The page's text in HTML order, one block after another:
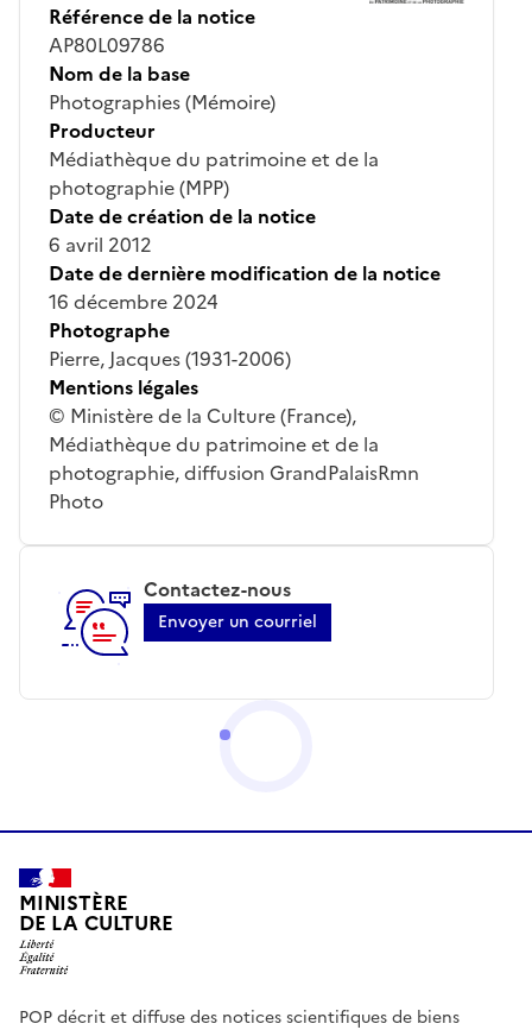
Référence de la notice
AP80L09786
Nom de la base
Photographies (Mémoire)
Producteur
Médiathèque du patrimoine et de la
photographie (MPP)
Date de création de la notice
6 avril 2012
Date de dernière modification de la notice
16 décembre 2024
Photographe
Pierre, Jacques (1931-2006)
Mentions légales
© Ministère de la Culture (France),
Médiathèque du patrimoine et de la
photographie, diffusion GrandPalaisRmn
Photo
Contactez-nous
Envoyer un courriel
MINISTÈRE
DE LA CULTURE
POP décrit et diffuse des notices scientifiques de biens